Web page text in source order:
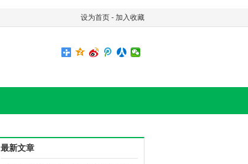
设为首页 - 加入收藏
最新文章